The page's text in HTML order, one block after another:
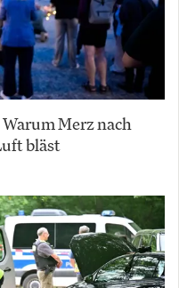
Merz nach
bläst